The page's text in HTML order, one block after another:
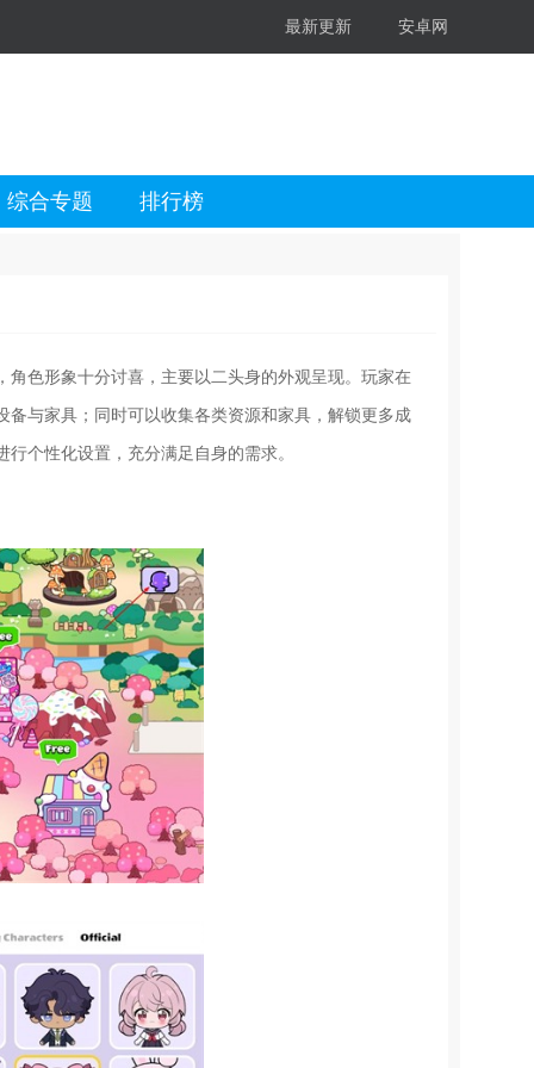
最新更新 安卓网
综合专题 排行榜
色形象十分讨喜，主要以二头身的外观呈现。玩家在
与家具；同时可以收集各类资源和家具，解锁更多成
个性化设置，充分满足自身的需求。